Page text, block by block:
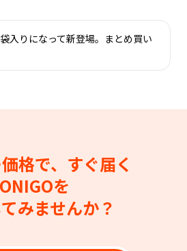
入りになって新登場。まとめ買い
格で、すぐ届く
ONIGOを
みませんか？